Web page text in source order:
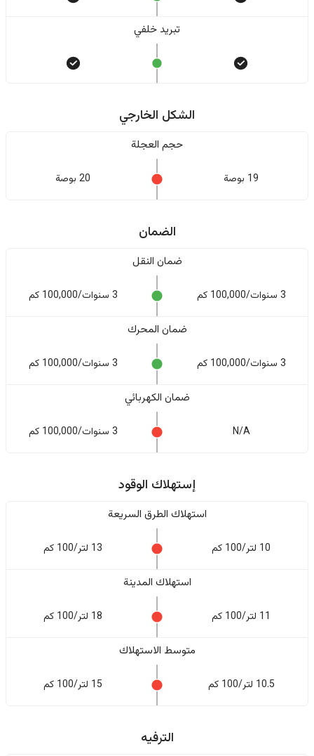
تبريد خلفي
الشكل الخارجي
حجم العجلة
19 بوصة 20 بوصة
الضمان
ضمان النقل
3 سنوات/100,000 كم 3 سنوات/100,000 كم
ضمان المحرك
3 سنوات/100,000 كم 3 سنوات/100,000 كم
ضمان الكهربائي
N/A 3 سنوات/100,000 كم
إستهلاك الوقود
استهلاك الطرق السريعة
10 لتر/100 كم 13 لتر/100 كم
استهلاك المدينة
11 لتر/100 كم 18 لتر/100 كم
متوسط الاستهلاك
10.5 لتر/100 كم 15 لتر/100 كم
الترفيه